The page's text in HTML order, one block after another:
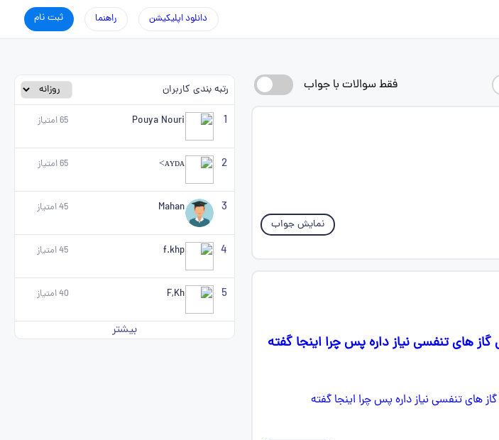
ثبت نام راهنما دانلود اپلیکیشن
فقط سوالات با جواب
نمایش جواب
های تنفسی نیاز داره پس چرا اینجا گفته
رتبه بندی کاربران
1
Pouya Nouri
65امتیاز
2
ᴀʏᴅᴀ>
65امتیاز
3
Mahan
45امتیاز
4
f.khp
45امتیاز
5
F,Kh
40امتیاز
بیشتر